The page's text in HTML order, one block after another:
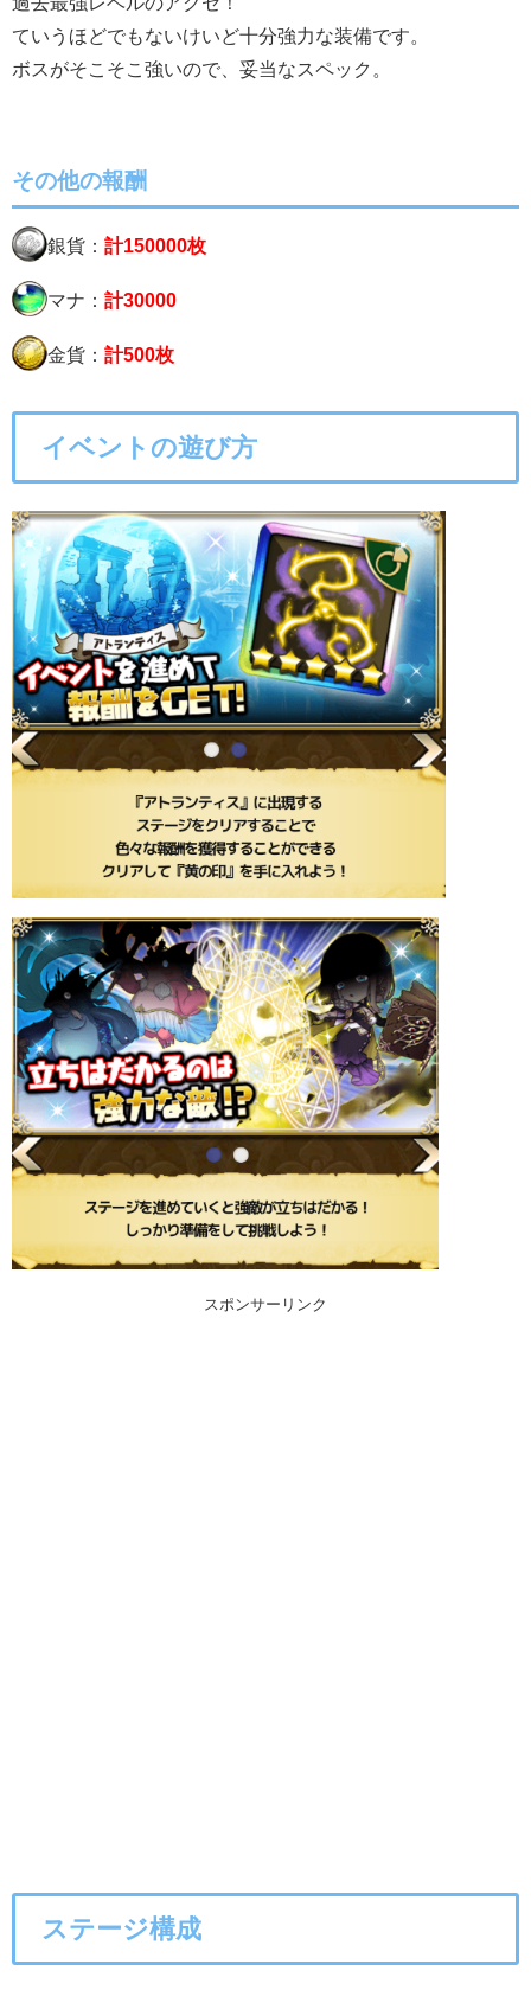
ていうほどでもないけいど十分強力な装備です。
ボスがそこそこ強いので、妥当なスペック。
その他の報酬
銀貨： 計150000枚
マナ： 計30000
金貨： 計500枚
イベントの遊び方
スポンサーリンク
ステージ構成